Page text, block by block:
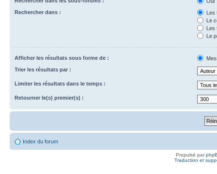
Rechercher dans :
Les
Le
Les
Le
Afficher les résultats sous forme de :
Trier les résultats par :
Limiter les résultats dans le temps :
Retourner le(s) premier(s) :
Index du forum
Propulsé par
Traduction et